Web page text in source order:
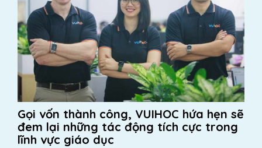
Gọi vốn thành công, VUIHOC hứa hẹn sẽ
đem lại những tác động tích cực trong
lĩnh vực giáo dục